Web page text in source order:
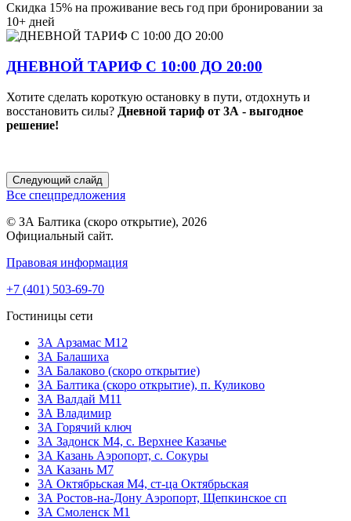
Скидка 15% на проживание весь год при бронировании за
10+ дней
ДНЕВНОЙ ТАРИФ С 10:00 ДО 20:00
Хотите сделать короткую остановку в пути, отдохнуть и
восстановить силы? Дневной тариф от 3А - выгодное
решение!
Следующий слайд
Все спецпредложения
© ЗА Балтика (скоро открытие), 2026
Официальный сайт.
Правовая информация
+7 (401) 503-69-70
Гостиницы сети
3А Арзамас М12
3А Балашиха
3А Балаково (скоро открытие)
ЗА Балтика (скоро открытие), п. Куликово
ЗА Валдай M11
ЗА Владимир
3А Горячий ключ
3А Задонск М4, с. Верхнее Казачье
3А Казань Аэропорт, с. Сокуры
3А Казань М7
3А Октябрьская М4, ст-ца Октябрьская
3А Ростов-на-Дону Аэропорт, Щепкинское сп
ЗА Смоленск М1